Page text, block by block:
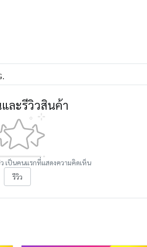
ละรีวิวสินค้า
เป็นคนแรกที่แสดงความคิดเห็น
รีวิว